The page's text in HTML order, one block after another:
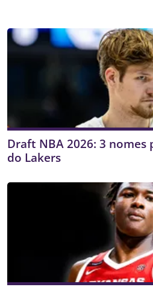
Draft NBA 2026: 3 nomes
do Lakers